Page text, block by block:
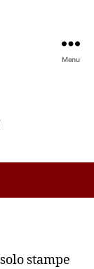
Menu
stampe